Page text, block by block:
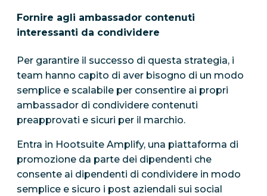
Fornire agli ambassador contenuti
interessanti da condividere
Per garantire il successo di questa strategia, i
team hanno capito di aver bisogno di un modo
semplice e scalabile per consentire ai propri
ambassador di condividere contenuti
preapprovati e sicuri per il marchio.
Entra in Hootsuite Amplify, una piattaforma di
promozione da parte dei dipendenti che
consente ai dipendenti di condividere in modo
semplice e sicuro i post aziendali sui social